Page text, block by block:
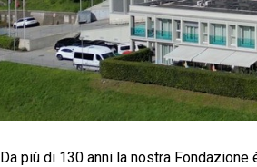
Da più di 130 anni la nostra